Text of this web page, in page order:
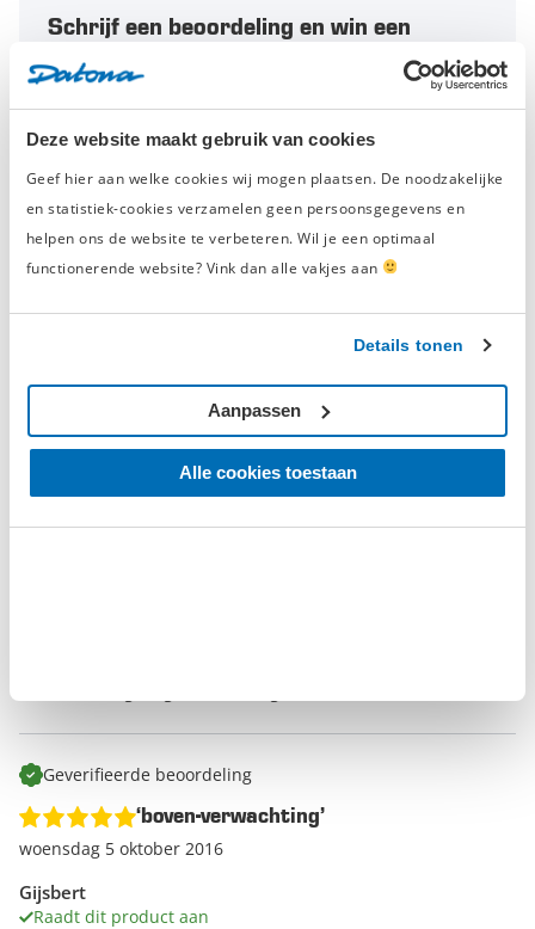
Deze website maakt gebruik van cookies
Geef hier aan welke cookies wij mogen plaatsen. De noodzakelijke
en statistiek-cookies verzamelen geen persoonsgegevens en
helpen ons de website te verbeteren. Wil je een optimaal
functionerende website? Vink dan alle vakjes aan
Details tonen
Alle cookies toestaan
Aanpassen
Schrijf een beoordeling en win een
van € 50,-en eeuwige roem.
Schrijf een beoordeling
Raadt dit product aan
woensdag 28 december 2016
Geverifieerde beoordeling
Gijsbert
Raadt dit product aan
‘boven-verwachting’
woensdag 5 oktober 2016